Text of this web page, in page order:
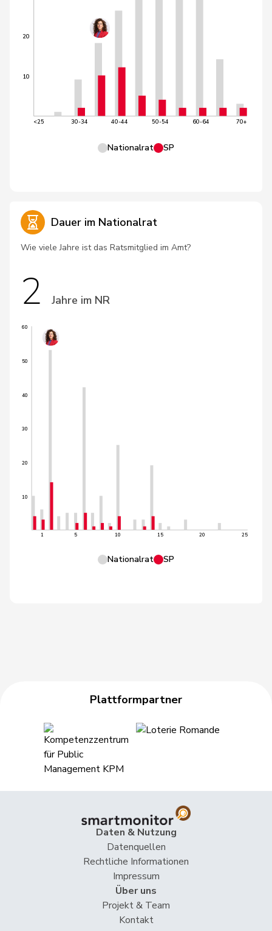
10
20
<25 30-34 40-44 50-54 60-64 70+
Nationalrat SP
Dauer im Nationalrat
Wie viele Jahre ist das Ratsmitglied im Amt?
2 Jahre im NR
10
20
30
40
50
60
1 5 10 15 20 25
Nationalrat SP
Plattformpartner
Daten & Nutzung
Datenquellen
Rechtliche Informationen
Impressum
Über uns
Projekt & Team
Kontakt